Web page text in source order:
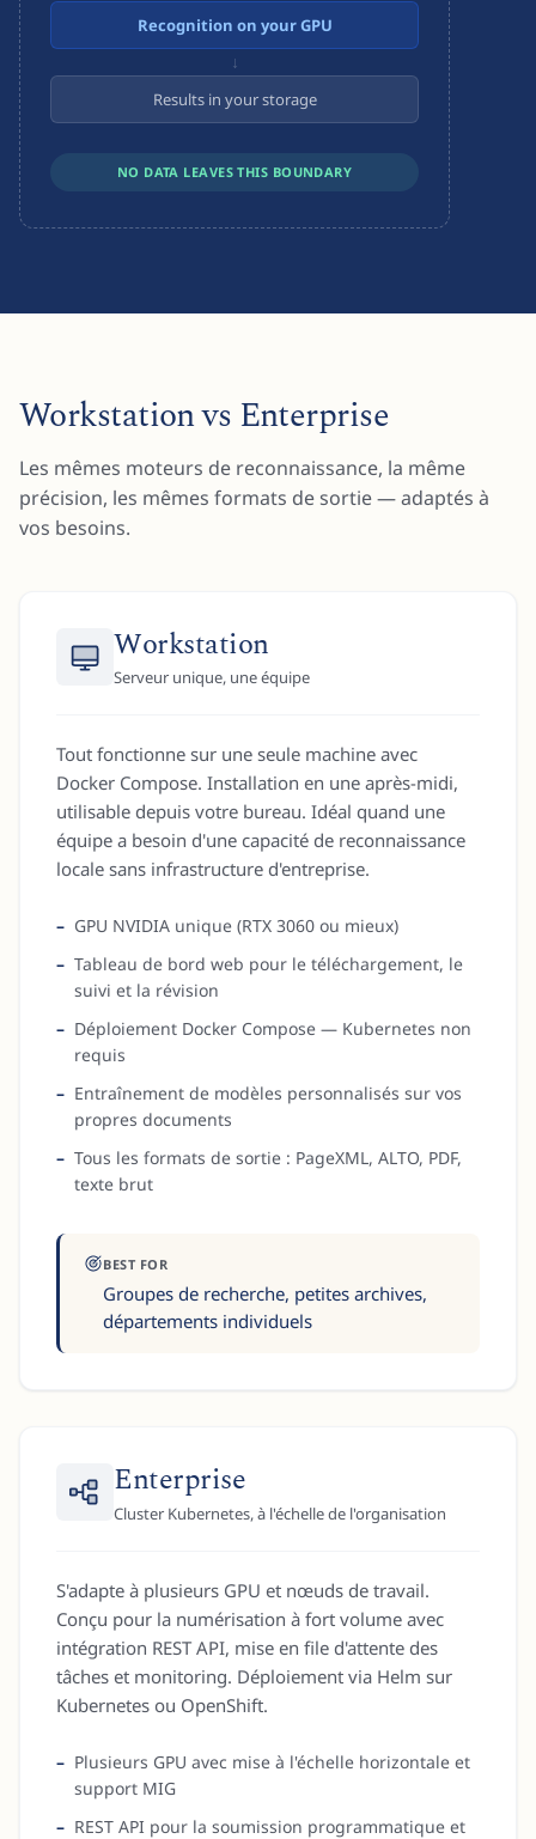
Recognition on your GPU
↓
Results in your storage
NO DATA LEAVES THIS BOUNDARY
Workstation vs Enterprise
Les mêmes moteurs de reconnaissance, la même
précision, les mêmes formats de sortie — adaptés à
vos besoins.
Workstation
Serveur unique, une équipe
Tout fonctionne sur une seule machine avec
Docker Compose. Installation en une après-midi,
utilisable depuis votre bureau. Idéal quand une
équipe a besoin d'une capacité de reconnaissance
locale sans infrastructure d'entreprise.
GPU NVIDIA unique (RTX 3060 ou mieux)
Tableau de bord web pour le téléchargement, le
suivi et la révision
Déploiement Docker Compose — Kubernetes non
requis
Entraînement de modèles personnalisés sur vos
propres documents
Tous les formats de sortie : PageXML, ALTO, PDF,
texte brut
BEST FOR
Groupes de recherche, petites archives,
départements individuels
Enterprise
Cluster Kubernetes, à l'échelle de l'organisation
S'adapte à plusieurs GPU et nœuds de travail.
Conçu pour la numérisation à fort volume avec
intégration REST API, mise en file d'attente des
tâches et monitoring. Déploiement via Helm sur
Kubernetes ou OpenShift.
Plusieurs GPU avec mise à l'échelle horizontale et
support MIG
REST API pour la soumission programmatique et